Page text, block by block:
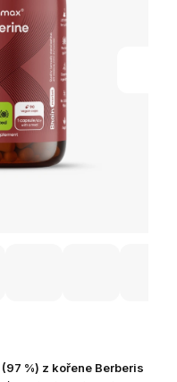
%) z kořene Berberis